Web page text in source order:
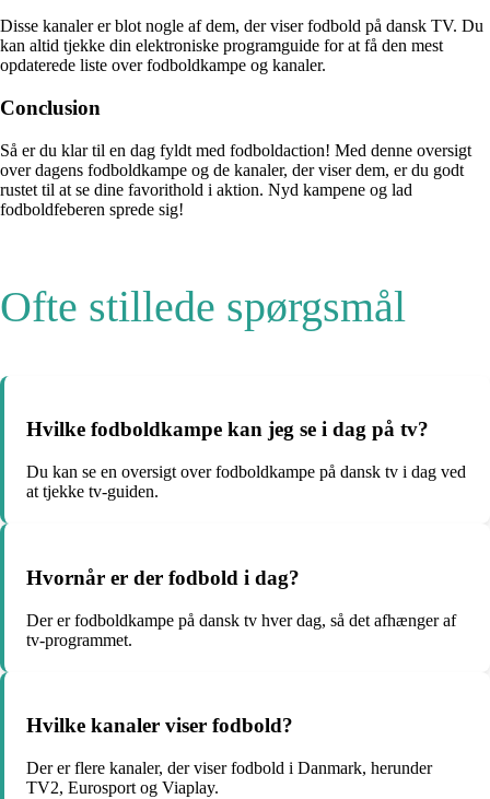
Disse kanaler er blot nogle af dem, der viser fodbold på dansk TV. Du
kan altid tjekke din elektroniske programguide for at få den mest
opdaterede liste over fodboldkampe og kanaler.
Conclusion
Så er du klar til en dag fyldt med fodboldaction! Med denne oversigt
over dagens fodboldkampe og de kanaler, der viser dem, er du godt
rustet til at se dine favorithold i aktion. Nyd kampene og lad
fodboldfeberen sprede sig!
Ofte stillede spørgsmål
Hvilke fodboldkampe kan jeg se i dag på tv?
Du kan se en oversigt over fodboldkampe på dansk tv i dag ved
at tjekke tv-guiden.
Hvornår er der fodbold i dag?
Der er fodboldkampe på dansk tv hver dag, så det afhænger af
tv-programmet.
Hvilke kanaler viser fodbold?
Der er flere kanaler, der viser fodbold i Danmark, herunder
TV2, Eurosport og Viaplay.